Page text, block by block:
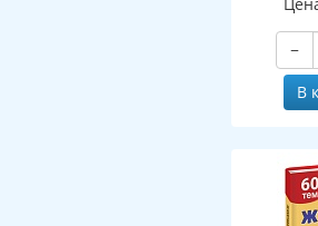
−
В